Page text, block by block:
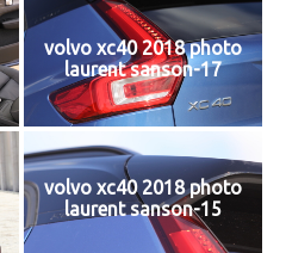
volvo xc40 2018 photo
laurent sanson-17
volvo xc40 2018 photo
laurent sanson-15